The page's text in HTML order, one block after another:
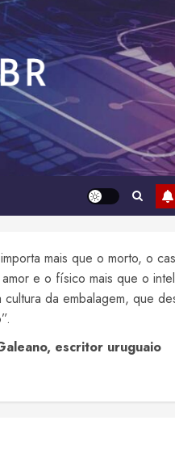
mais que o morto, o
e o físico mais que o
cultura da embalagem, que
escritor uruguaio